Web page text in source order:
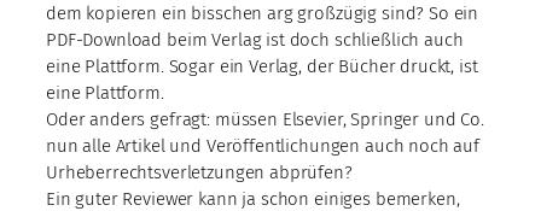
dem kopieren ein bisschen arg großzügig sind? So ein
PDF-Download beim Verlag ist doch schließlich auch
eine Plattform. Sogar ein Verlag, der Bücher druckt, ist
eine Plattform.
Oder anders gefragt: müssen Elsevier, Springer und Co.
nun alle Artikel und Veröffentlichungen auch noch auf
Urheberrechtsverletzungen abprüfen?
Ein guter Reviewer kann ja schon einiges bemerken,